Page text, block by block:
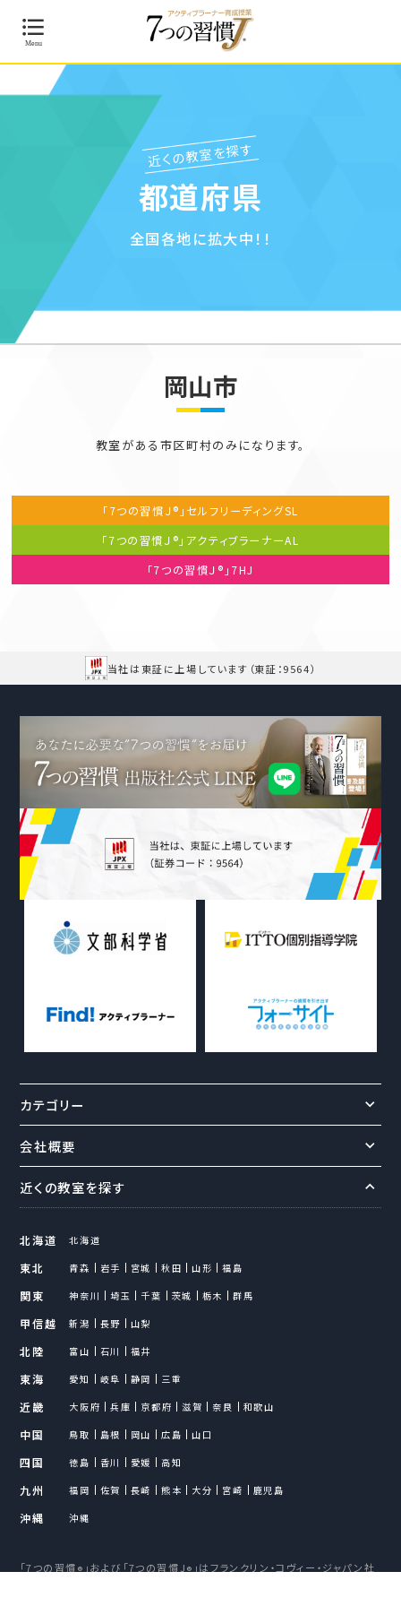
近くの教室を探す
都道府県
全国各地に拡大中！！
岡山市
教室がある市区町村のみになります。
「7つの習慣Ｊ®」セルフリーディングSL
「7つの習慣Ｊ®」アクティブラーナーAL
「7つの習慣Ｊ®」 7HJ
当社は東証に上場しています （東証：9564）
カテゴリー
会社概要
近くの教室を探す
北海道 北海道
東北 青森 岩手 宮城 秋田 山形 福島
関東 神奈川 埼玉 千葉 茨城 栃木 群馬
甲信越 新潟 長野 山梨
北陸 富山 石川 福井
東海 愛知 岐阜 静岡 三重
近畿 大阪府 兵庫 京都府 滋賀 奈良 和歌山
中国 鳥取 島根 岡山 広島 山口
四国 徳島 香川 愛媛 高知
九州 福岡 佐賀 長崎 熊本 大分 宮崎 鹿児島
沖縄 沖縄
「7つの習慣® 」および「7つの習慣J®」はフランクリン・コヴィー・ジャパン社